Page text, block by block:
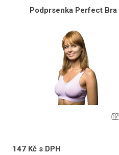
Podprsenka Perfect Bra
147 Kč s DPH